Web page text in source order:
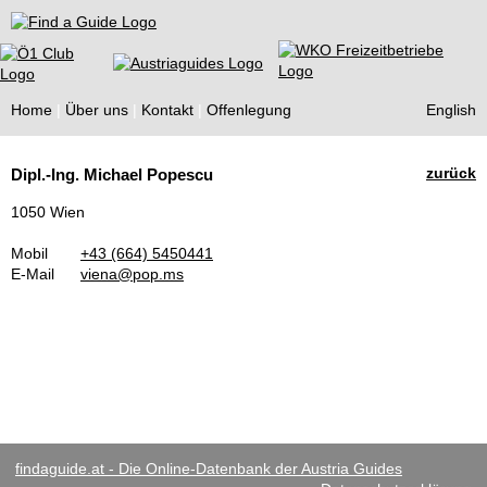
Find a Guide
Home Über uns Kontakt Offenlegung English
Guides
zurück
Dipl.-Ing. Michael Popescu
1050 Wien
Mobil
+43 (664) 5450441
E-Mail
viena@pop.ms
findaguide.at - Die Online-Datenbank der Austria Guides